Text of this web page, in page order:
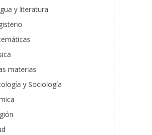
y literatura
materias
y Sociología